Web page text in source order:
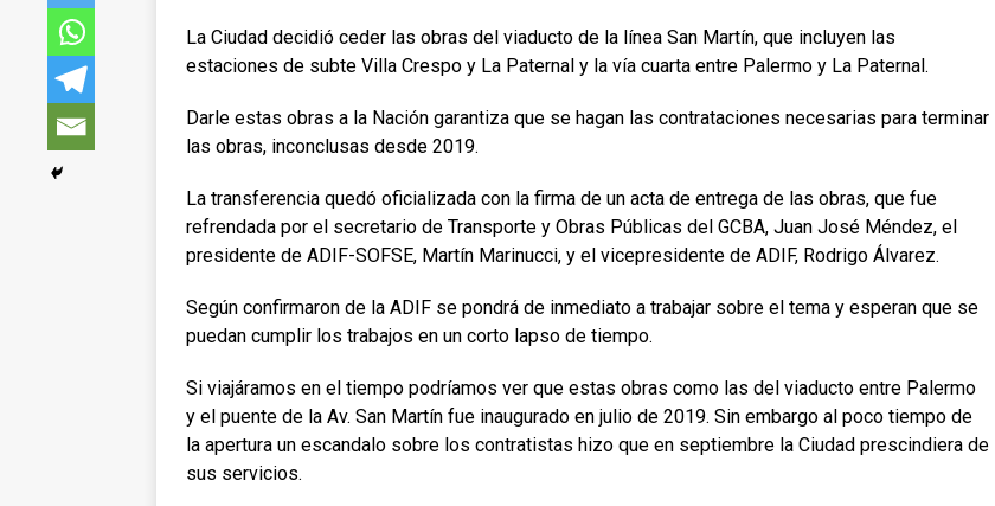
La Ciudad decidió ceder las obras del viaducto de la línea San Martín, que incluyen las
estaciones de subte Villa Crespo y La Paternal y la vía cuarta entre Palermo y La Paternal.
Darle estas obras a la Nación garantiza que se hagan las contrataciones necesarias para terminar
las obras, inconclusas desde 2019.
La transferencia quedó oficializada con la firma de un acta de entrega de las obras, que fue
refrendada por el secretario de Transporte y Obras Públicas del GCBA, Juan José Méndez, el
presidente de ADIF-SOFSE, Martín Marinucci, y el vicepresidente de ADIF, Rodrigo Álvarez.
Según confirmaron de la ADIF se pondrá de inmediato a trabajar sobre el tema y esperan que se
puedan cumplir los trabajos en un corto lapso de tiempo.
Si viajáramos en el tiempo podríamos ver que estas obras como las del viaducto entre Palermo
y el puente de la Av. San Martín fue inaugurado en julio de 2019. Sin embargo al poco tiempo de
la apertura un escandalo sobre los contratistas hizo que en septiembre la Ciudad prescindiera de
sus servicios.